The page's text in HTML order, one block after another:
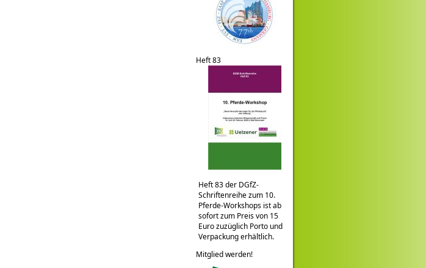
Heft 83
Heft 83 der DGfZ-
Schriftenreihe zum 10.
Pferde-Workshops ist ab
sofort zum Preis von 15
Euro zuzüglich Porto und
Verpackung erhältlich.
Mitglied werden!